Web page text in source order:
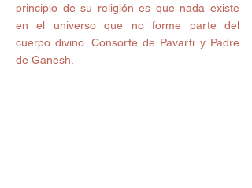
principio de su religión es que nada existe
en el universo que no forme parte del
cuerpo divino. Consorte de Pavarti y Padre
de Ganesh.